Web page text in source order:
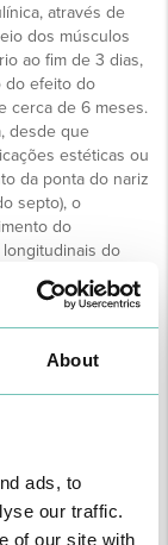
About
ads, to
our traffic.
of our site with
através de
dos músculos
ao fim de 3 dias,
do efeito do
cerca de 6 meses.
desde que
estéticas ou
da ponta do nariz
septo), o
do
do
ou
(contração
da face e